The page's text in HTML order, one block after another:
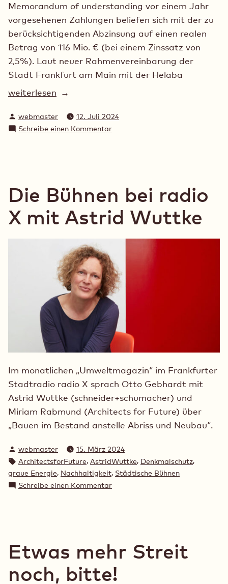
Memorandum of understanding vor einem Jahr
vorgesehenen Zahlungen beliefen sich mit der zu
berücksichtigenden Abzinsung auf einen realen
Betrag von 116 Mio. € (bei einem Zinssatz von
2,5%). Laut neuer Rahmenvereinbarung der
Stadt Frankfurt am Main mit der Helaba
„Kostensteigerung
100
Millionen
fatalen
Abrissdoppelbeschluss“
weiterlesen
Verfasst
von
webmaster
12. Juli 2024
Schreibe einen Kommentarzu
für
fatalen
Die Bühnen bei radio
X mit Astrid Wuttke
Im monatlichen „Umweltmagazin“ im Frankfurter
Stadtradio radio X sprach Otto Gebhardt mit
Astrid Wuttke (schneider+schumacher) und
Miriam Rabmund (Architects for Future) über
„Bauen im Bestand anstelle Abriss und Neubau“.
Verfasst
von
webmaster
15. März 2024
Schlagwörter:
ArchitectsforFuture, AstridWuttke, Denkmalschutz,
graue Energie, Nachhaltigkeit, Städtische Bühnen
Schreibe einen Kommentarzu
mit
Wuttke
Etwas mehr Streit
noch, bitte!